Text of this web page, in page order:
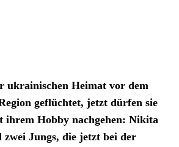
ukrainischen Heimat vor dem
geflüchtet, jetzt dürfen sie
ihrem Hobby nachgehen: Nikita
zwei Jungs, die jetzt bei der